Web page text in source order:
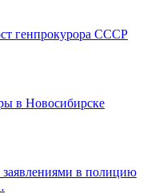
генпрокурора СССР
в Новосибирске
заявлениями в полицию